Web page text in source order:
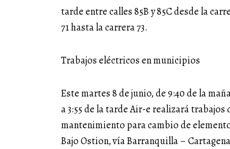
tarde entre calles 85B y 85C desde la
71 hasta la carrera 73.
Trabajos eléctricos en municipios
Este martes 8 de junio, de 9:40 de la
a 3:55 de la tarde Air-e realizará trabajos
mantenimiento para cambio de
Bajo Ostion, vía Barranquilla –